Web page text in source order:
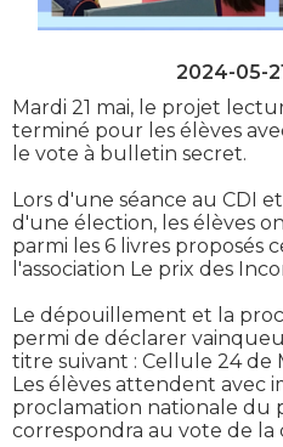
2024-05-
Mardi 21 mai, le projet
terminé pour les élèves
le vote à bulletin secret.
Lors d'une séance au CDI
d'une élection, les élèves
parmi les 6 livres proposés
l'association Le prix des
Le dépouillement et la
permi de déclarer
titre suivant : Cellule 24 de
Les élèves attendent avec
proclamation nationale du
correspondra au vote de la